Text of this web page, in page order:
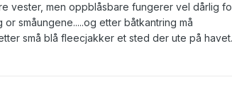
vester, men oppblåsbare fungerer vel dårlig
småungene.....og etter båtkantring må
små blå fleecjakker et sted der ute på